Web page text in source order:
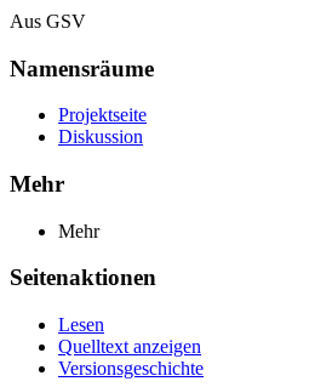
Aus GSV
Namensräume
Projektseite
Diskussion
Mehr
Mehr
Seitenaktionen
Lesen
Quelltext anzeigen
Versionsgeschichte